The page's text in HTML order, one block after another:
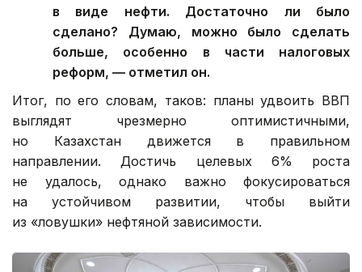
в виде нефти. Достаточно ли было
сделано? Думаю, можно было сделать
больше, особенно в части налоговых
реформ, — отметил он.
Итог, по его словам, таков: планы удвоить ВВП
выглядят чрезмерно оптимистичными,
но Казахстан движется в правильном
направлении. Достичь целевых 6% роста
не удалось, однако важно фокусироваться
на устойчивом развитии, чтобы выйти
из «ловушки» нефтяной зависимости.